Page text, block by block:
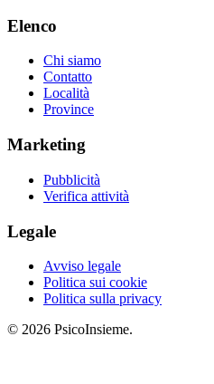
Elenco
Chi siamo
Contatto
Località
Province
Marketing
Pubblicità
Verifica attività
Legale
Avviso legale
Politica sui cookie
Politica sulla privacy
© 2026 PsicoInsieme.